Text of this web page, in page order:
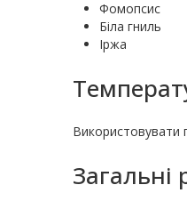
Фомопсис
Біла гниль
Іржа
Використовувати
Загальні